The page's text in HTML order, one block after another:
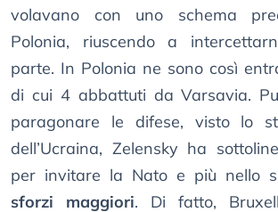
volavano con uno schema
Polonia, riuscendo a
parte. In Polonia ne sono così
di cui 4 abbattuti da Varsavia.
paragonare le difese, visto lo
dell’Ucraina, Zelensky ha
per invitare la Nato e più nello
sforzi maggiori. Di fatto,